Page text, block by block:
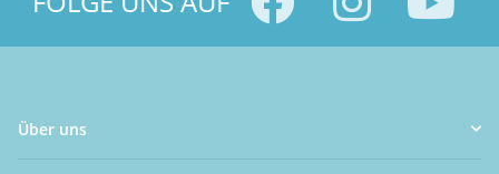
Über uns